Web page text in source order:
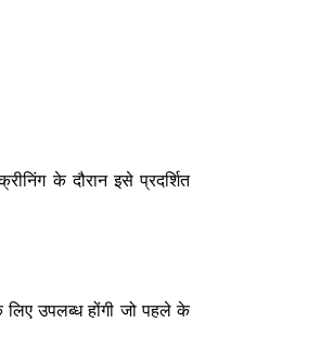
के दौरान इसे प्रदर्शित
लिए उपलब्ध होंगी जो पहले के